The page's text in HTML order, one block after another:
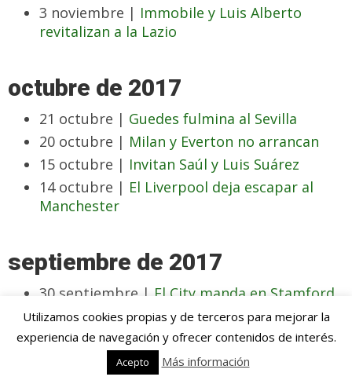
3 noviembre | Immobile y Luis Alberto
revitalizan a la Lazio
octubre de 2017
21 octubre | Guedes fulmina al Sevilla
20 octubre | Milan y Everton no arrancan
15 octubre | Invitan Saúl y Luis Suárez
14 octubre | El Liverpool deja escapar al
Manchester
septiembre de 2017
30 septiembre | El City manda en Stamford
Bridge
18 septiembre |Mayoral y Bale contra la
Utilizamos cookies propias y de terceros para mejorar la
experiencia de navegación y ofrecer contenidos de interés.
Acepto Más información